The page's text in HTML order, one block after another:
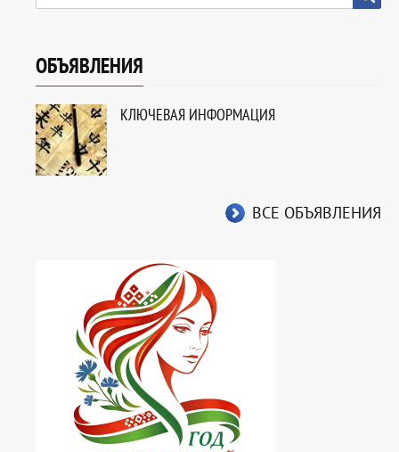
ОБЪЯВЛЕНИЯ
КЛЮЧЕВАЯ ИНФОРМАЦИЯ
ВСЕ ОБЪЯВЛЕНИЯ